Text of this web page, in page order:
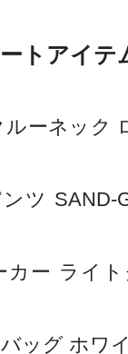
トアイテ
ーネック
ツ SAND-
カー ライ
ッグ ホワ